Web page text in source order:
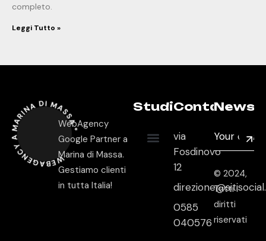
completo.
Leggi Tutto »
WEBAGENCY A MARINA DI MASSA *
WebAgency
Google Partner a
Marina di Massa.
Gestiamo clienti
in tutta Italia!
StudioContatti
via
Fosdinovo
12
0585
040576
© 2024,
Tutti i
diritti
riservati